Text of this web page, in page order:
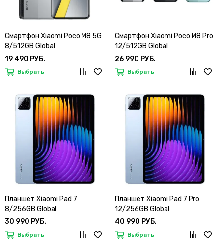
Смартфон Xiaomi Poco M8 5G
8/512GB Global
19 490 РУБ.
Выбрать
Смартфон Xiaomi Poco M8 Pro
12/512GB Global
26 990 РУБ.
Выбрать
Планшет Xiaomi Pad 7
8/256GB Global
30 990 РУБ.
Выбрать
Планшет Xiaomi Pad 7 Pro
12/256GB Global
40 990 РУБ.
Выбрать